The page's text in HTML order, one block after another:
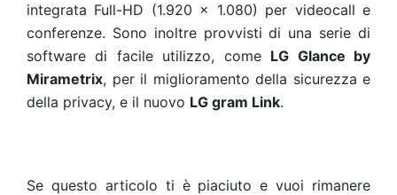
integrata Full-HD (1.920 x 1.080) per videocall e
conferenze. Sono inoltre provvisti di una serie di
software di facile utilizzo, come LG Glance by
Mirametrix, per il miglioramento della sicurezza e
della privacy, e il nuovo LG gram Link.
Se questo articolo ti è piaciuto e vuoi rimanere